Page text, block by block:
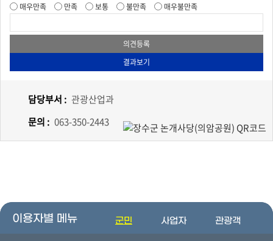
매우만족 만족 보통 불만족 매우불만족
담당부서 : 관광산업과
문의 : 063-350-2443
이용자별 메뉴 군민 사업자 관광객